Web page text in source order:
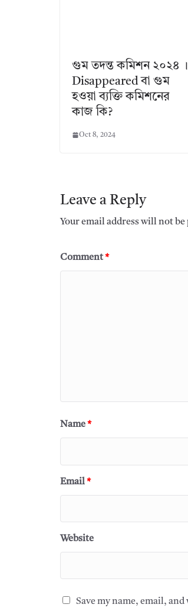
গুম তদন্ত কমিশন ২০২৪ ।
Disappeared বা গুম
হওয়া ব্যক্তি কমিশনের
কাজ কি?
Oct 8, 2024
Leave a Reply
Your email address will not
Comment*
Name*
Email*
Website
Save my name, email,